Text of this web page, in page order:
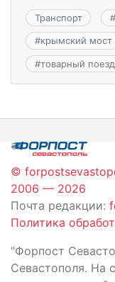
Транспорт #
#крымский мост
#товарный поезд
©
2006 — 2026
Почта редакции:
Политика
"Форпост
Севастополя. На